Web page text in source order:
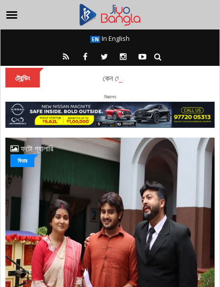
In English
ট্রেন্ডিং কেন দেবী দুর্গা বারাণসীতে চিরকাল অধিষ্ঠান
বিজ্ঞাপন
ফটো গ্যালারি
ফিচার